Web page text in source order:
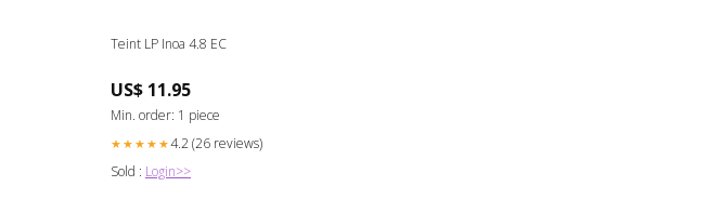
Teint LP Inoa 4.8 EC
US$ 11.95
Min. order: 1 piece
★★★★★4.2 (26 reviews)
Sold : Login>>